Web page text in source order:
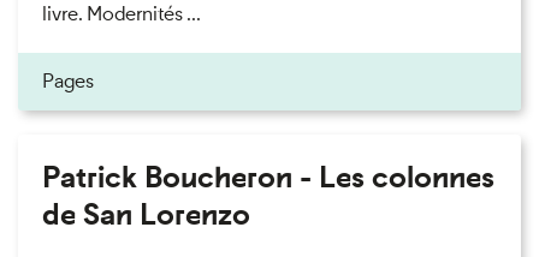
livre. Modernités ...
Pages
Patrick Boucheron - Les colonnes
de San Lorenzo